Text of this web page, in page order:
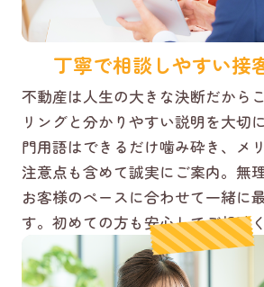
丁寧で相談しやすい接
不動産は人生の大きな決断だから
リングと分かりやすい説明を大切
門用語はできるだけ噛み砕き、メ
注意点も含めて誠実にご案内。無
お客様のペースに合わせて一緒に
す。初めての方も安心してご相談く